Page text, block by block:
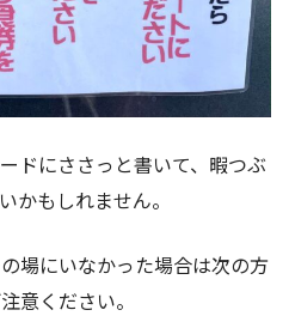
ドにささっと書いて、暇つぶ
かもしれません。
場にいなかった場合は次の方
意ください。